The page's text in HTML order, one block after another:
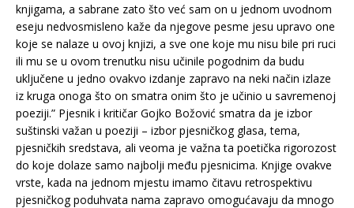
knjigama, a sabrane zato što već sam on u jednom uvodnom
eseju nedvosmisleno kaže da njegove pesme jesu upravo one
koje se nalaze u ovoj knjizi, a sve one koje mu nisu bile pri ruci
ili mu se u ovom trenutku nisu učinile pogodnim da budu
uključene u jedno ovakvo izdanje zapravo na neki način izlaze
iz kruga onoga što on smatra onim što je učinio u savremenoj
poeziji.” Pjesnik i kritičar Gojko Božović smatra da je izbor
suštinski važan u poeziji – izbor pjesničkog glasa, tema,
pjesničkih sredstava, ali veoma je važna ta poetička rigorozost
do koje dolaze samo najbolji među pjesnicima. Knjige ovakve
vrste, kada na jednom mjestu imamo čitavu retrospektivu
pjesničkog poduhvata nama zapravo omogućavaju da mnogo